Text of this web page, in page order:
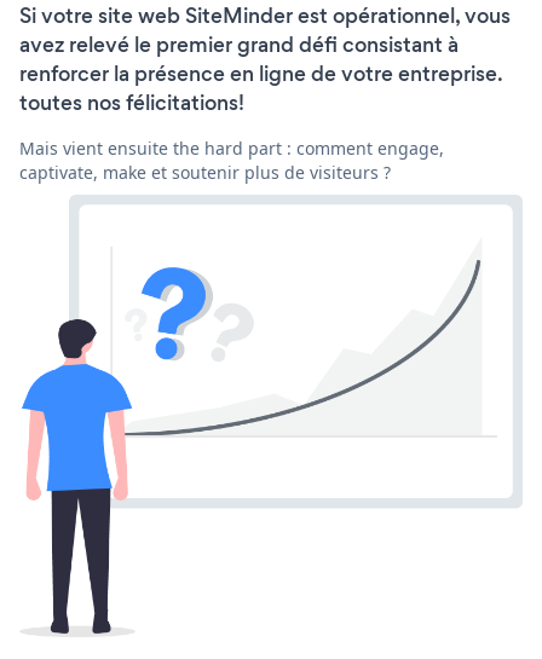
Si votre site web SiteMinder est opérationnel, vous
avez relevé le premier grand défi consistant à
renforcer la présence en ligne de votre entreprise.
toutes nos félicitations!
Mais vient ensuite the hard part : comment engage,
captivate, make et soutenir plus de visiteurs ?